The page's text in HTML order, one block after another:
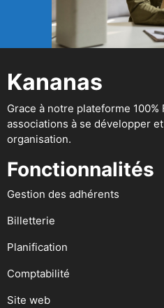
Kananas
Grace à notre plateforme
associations à se développer
organisation.
Fonctionnalités
Gestion des adhérents
Billetterie
Planification
Comptabilité
Site web